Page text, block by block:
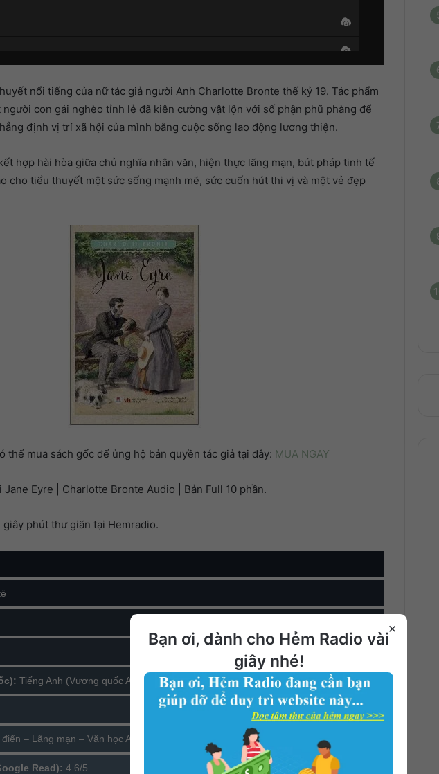
nổi tiếng của nữ tác giả người Anh Charlotte Bronte thế kỷ 19. Tác phẩm
con gái nghèo tỉnh lẻ đã kiên cường vật lộn với số phận phũ phàng để
định vị trí xã hội của mình bằng cuộc sống lao động lương thiện.
hợp hài hòa giữa chủ nghĩa nhân văn, hiện thực lãng mạn, bút pháp tinh tế
cho tiểu thuyết một sức sống mạnh mẽ, sức cuốn hút thi vị và một vẻ đẹp
thể mua sách gốc để ủng hộ bản quyền tác giả tại đây: MUA NGAY
Jane Eyre | Charlotte Bronte Audio | Bản Full 10 phần.
phút thư giãn tại Hemradio.
Tiếng Anh (Vương quốc Anh)
– Lãng mạn – Văn học Anh
Read): 4.6/5
×
Bạn ơi, dành cho Hẻm Radio vài
giây nhé!